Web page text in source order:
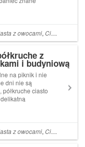
z czarnej
i do tego
z owocami,Ciasta kruche i półkruche
z
i budyniową
na piknik i nie
dni nie są
półkruche ciasto
na formę o
cm lub
z owocami,Ciasta kruche i półkruche